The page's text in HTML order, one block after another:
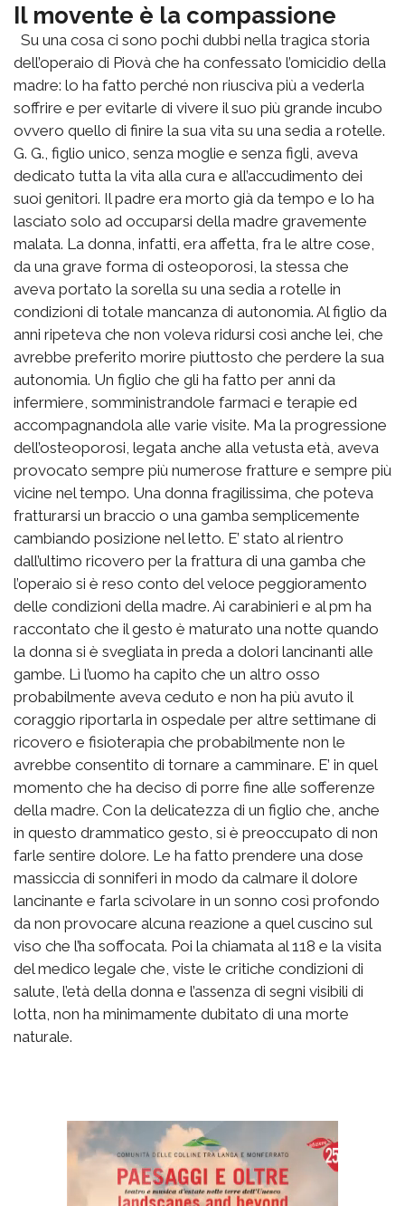
Il movente è la compassione
Su una cosa ci sono pochi dubbi nella tragica storia
dell’operaio di Piovà che ha confessato l’omicidio della
madre: lo ha fatto perché non riusciva più a vederla
soffrire e per evitarle di vivere il suo più grande incubo
ovvero quello di finire la sua vita su una sedia a rotelle.
G. G., figlio unico, senza moglie e senza figli, aveva
dedicato tutta la vita alla cura e all’accudimento dei
suoi genitori. Il padre era morto già da tempo e lo ha
lasciato solo ad occuparsi della madre gravemente
malata. La donna, infatti, era affetta, fra le altre cose,
da una grave forma di osteoporosi, la stessa che
aveva portato la sorella su una sedia a rotelle in
condizioni di totale mancanza di autonomia. Al figlio da
anni ripeteva che non voleva ridursi così anche lei, che
avrebbe preferito morire piuttosto che perdere la sua
autonomia. Un figlio che gli ha fatto per anni da
infermiere, somministrandole farmaci e terapie ed
accompagnandola alle varie visite. Ma la progressione
dell’osteoporosi, legata anche alla vetusta età, aveva
provocato sempre più numerose fratture e sempre più
vicine nel tempo. Una donna fragilissima, che poteva
fratturarsi un braccio o una gamba semplicemente
cambiando posizione nel letto. E’ stato al rientro
dall’ultimo ricovero per la frattura di una gamba che
l’operaio si è reso conto del veloce peggioramento
delle condizioni della madre. Ai carabinieri e al pm ha
raccontato che il gesto è maturato una notte quando
la donna si è svegliata in preda a dolori lancinanti alle
gambe. Lì l’uomo ha capito che un altro osso
probabilmente aveva ceduto e non ha più avuto il
coraggio riportarla in ospedale per altre settimane di
ricovero e fisioterapia che probabilmente non le
avrebbe consentito di tornare a camminare. E’ in quel
momento che ha deciso di porre fine alle sofferenze
della madre. Con la delicatezza di un figlio che, anche
in questo drammatico gesto, si è preoccupato di non
farle sentire dolore. Le ha fatto prendere una dose
massiccia di sonniferi in modo da calmare il dolore
lancinante e farla scivolare in un sonno così profondo
da non provocare alcuna reazione a quel cuscino sul
viso che l’ha soffocata. Poi la chiamata al 118 e la visita
del medico legale che, viste le critiche condizioni di
salute, l’età della donna e l’assenza di segni visibili di
lotta, non ha minimamente dubitato di una morte
naturale.